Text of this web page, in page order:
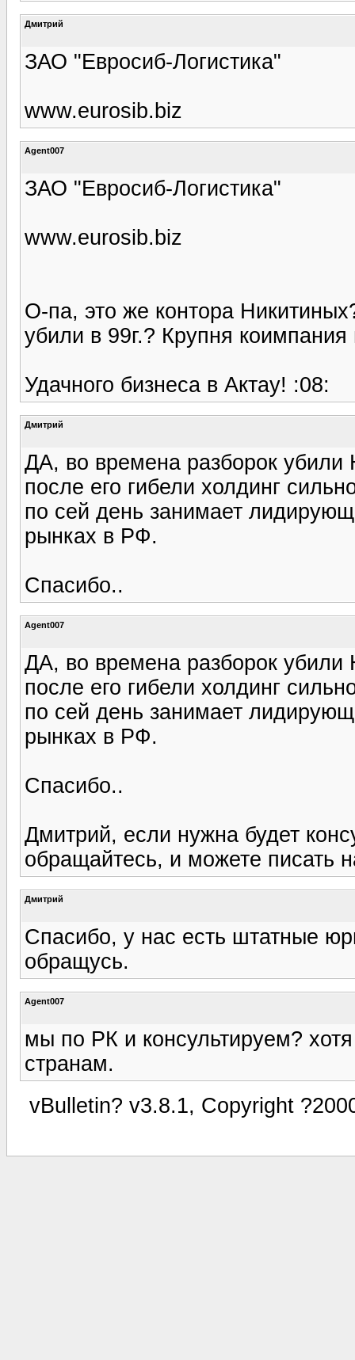
Дмитрий
ЗАО "Евросиб-Логистика"
www.eurosib.biz
Agent007
ЗАО "Евросиб-Логистика"
www.eurosib.biz
О-па, это же контора
убили в 99г.? Крупня
Удачного бизнеса в Актау! :08:
Дмитрий
ДА, во времена разборок убили
после его гибели холдинг
по сей день занимает
рынках в РФ.
Спасибо..
Agent007
ДА, во времена разборок убили
после его гибели холдинг
по сей день занимает
рынках в РФ.
Спасибо..
Дмитрий, если нужна будет
обращайтесь, и можете писать
Дмитрий
Спасибо, у нас есть штатные
обращусь.
Agent007
мы по РК и консультируем?
странам.
vBulletin? v3.8.1, Copyright